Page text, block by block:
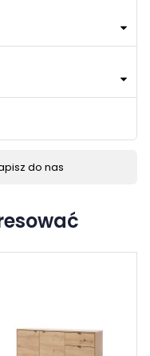
do nas